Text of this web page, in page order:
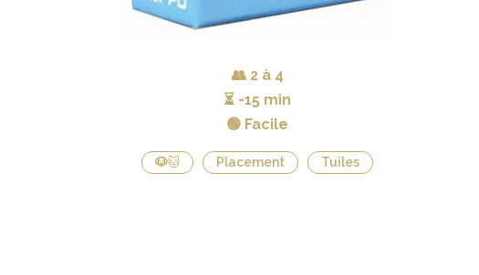
👥 2 à 4
⏳ -15 min
🟢 Facile
🐶🐱 Placement Tuiles